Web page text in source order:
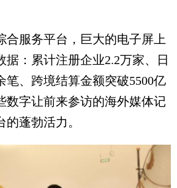
服务平台，巨大的电子屏上
据：累计注册企业2.2万家、日
笔、跨境结算金额突破5500亿
字让前来参访的海外媒体记
蓬勃活力。